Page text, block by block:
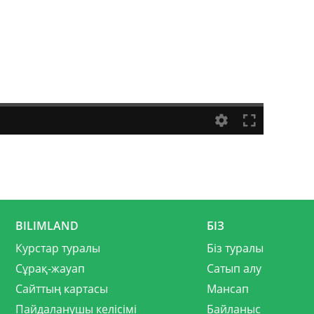
BILIMLAND
Курстар туралы
Сұрақ-жауап
Сайттың картасы
Пайдаланушы келісімі
БІЗ
Біз туралы
Сатып алу
Мансап
Байланыс